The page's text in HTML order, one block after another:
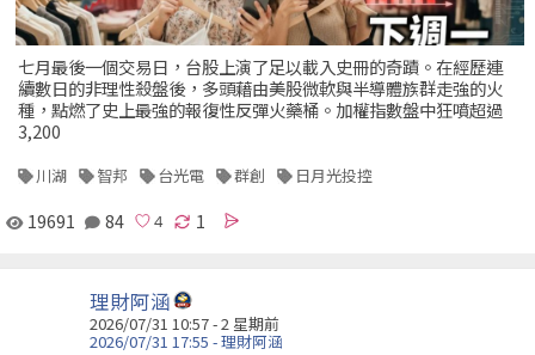
七月最後一個交易日，台股上演了足以載入史冊的奇蹟。在經歷連
續數日的非理性殺盤後，多頭藉由美股微軟與半導體族群走強的火
種，點燃了史上最強的報復性反彈火藥桶。加權指數盤中狂噴超過
3,200
川湖 智邦 台光電 群創 日月光投控
19691 84 1
理財阿涵
2026/07/31 10:57 - 2 星期前
2026/07/31 17:55 - 理財阿涵